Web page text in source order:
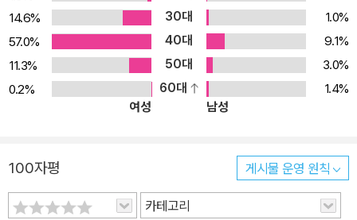
14.6%
30대
1.0%
57.0%
40대
9.1%
11.3%
50대
3.0%
0.2%
60대
1.4%
여성
남성
100자평 게시물 운영 원칙
카테고리